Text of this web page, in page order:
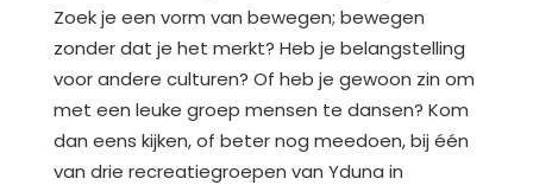
Zoek je een vorm van bewegen; bewegen
zonder dat je het merkt? Heb je belangstelling
voor andere culturen? Of heb je gewoon zin om
met een leuke groep mensen te dansen? Kom
dan eens kijken, of beter nog meedoen, bij één
van drie recreatiegroepen van Yduna in